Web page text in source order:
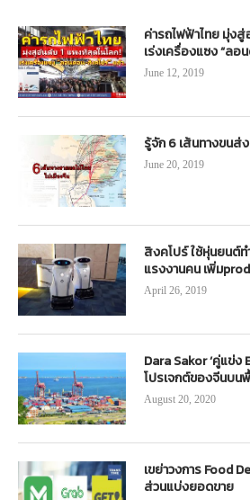
ค่ารถไฟฟ้าไทย มุ่ง
เร่งเครื่องแซง “ล
June 12, 2019
รู้จัก 6 เส้นทางขนส่
June 20, 2019
สิงคโปร์ ใช้หุ่นยนต์
แรงงานคน เพิ่ม
April 26, 2019
Dara Sakor ‘คู่แข่ง
โปรเจกต์ของจีนบน
August 20, 2020
เขย่าวงการ Food
ส่วนแบ่งยอดขาย